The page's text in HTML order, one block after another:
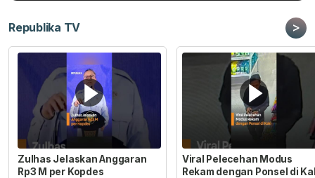
Republika TV >
Zulhas Jelaskan Anggaran
Rp3 M per Kopdes
Viral Pelecehan Modus
Rekam dengan Ponsel di